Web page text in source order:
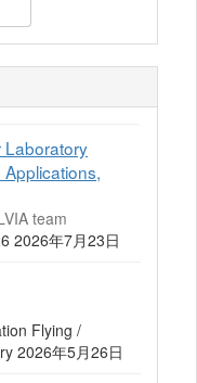
Laboratory
team
2026年7月23日
Flying /
2026年5月26日